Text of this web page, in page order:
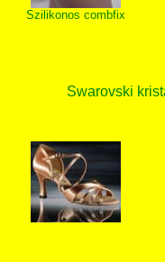
Szilikonos combfix
Swarovski